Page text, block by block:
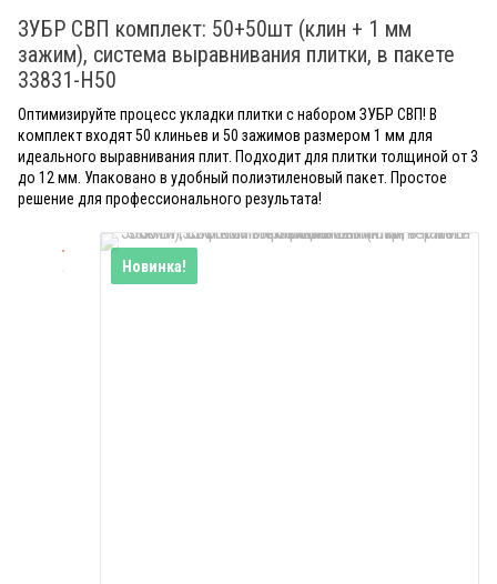
ЗУБР СВП комплект: 50+50шт (клин + 1 мм
зажим), система выравнивания плитки, в пакете
33831-H50
Оптимизируйте процесс укладки плитки с набором ЗУБР СВП! В
комплект входят 50 клиньев и 50 зажимов размером 1 мм для
идеального выравнивания плит. Подходит для плитки толщиной от 3
до 12 мм. Упаковано в удобный полиэтиленовый пакет. Простое
решение для профессионального результата!
Новинка!